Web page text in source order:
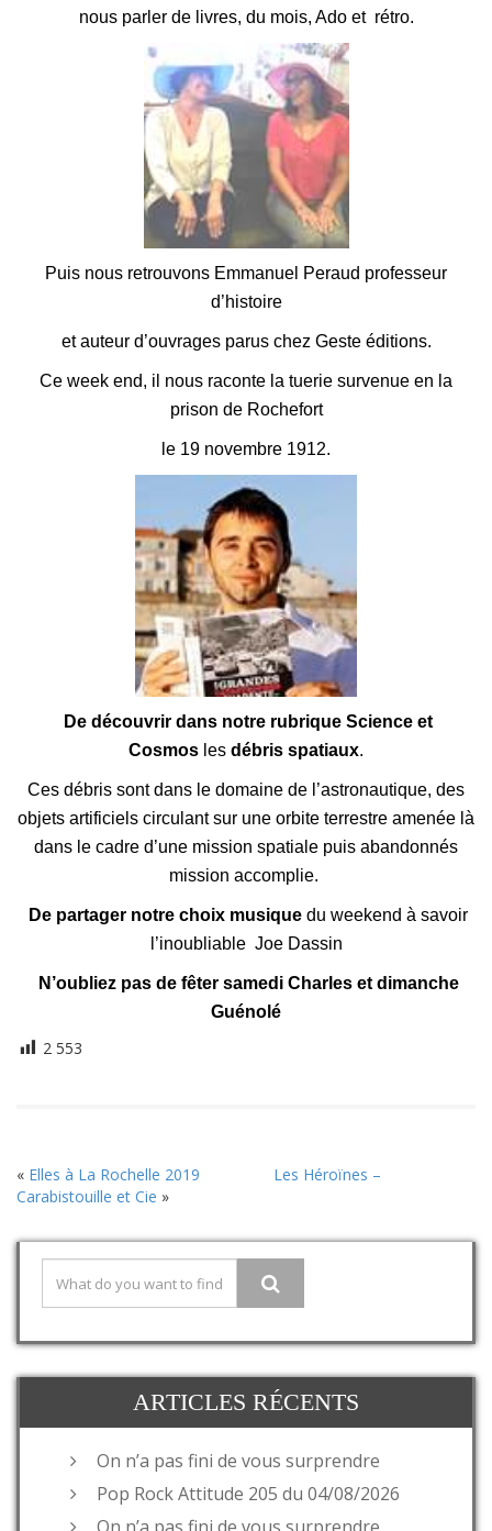
nous parler de livres, du mois, Ado et rétro.
Puis nous retrouvons Emmanuel Peraud professeur
d’histoire
et auteur d’ouvrages parus chez Geste éditions.
Ce week end, il nous raconte la tuerie survenue en la
prison de Rochefort
le 19 novembre 1912.
De découvrir dans notre rubrique Science et
Cosmos les débris spatiaux.
Ces débris sont dans le domaine de l’astronautique, des
objets artificiels circulant sur une orbite terrestre amenée là
dans le cadre d’une mission spatiale puis abandonnés
mission accomplie.
De partager notre choix musique du weekend à savoir
l’inoubliable Joe Dassin
N’oubliez pas de fêter samedi Charles et dimanche
Guénolé
2 553
« Elles à La Rochelle 2019
Les Héroïnes –
Carabistouille et Cie »
ARTICLES RÉCENTS
On n’a pas fini de vous surprendre
Pop Rock Attitude 205 du 04/08/2026